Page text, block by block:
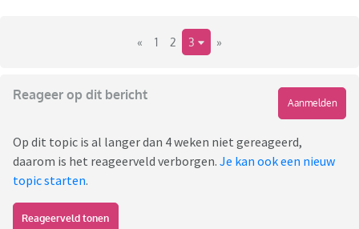
« 1 2 3 »
Reageer op dit bericht
Aanmelden
Op dit topic is al langer dan 4 weken niet gereageerd,
daarom is het reageerveld verborgen. Je kan ook een nieuw
topic starten.
Reageerveld tonen